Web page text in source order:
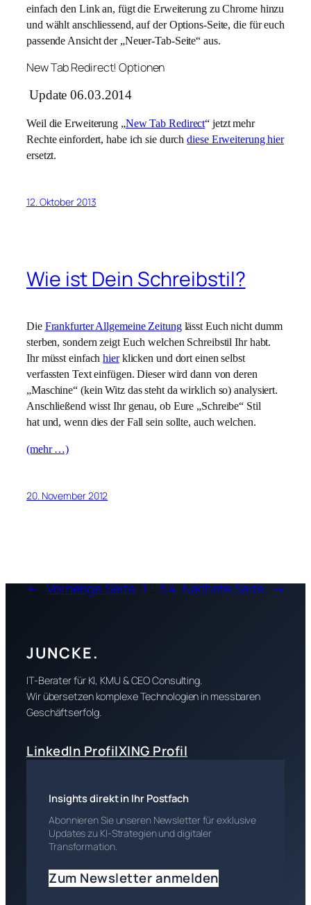
einfach den Link an, fügt die Erweiterung zu Chrome hinzu
und wählt anschliessend, auf der Options-Seite, die für euch
passende Ansicht der „Neuer-Tab-Seite“ aus.
New Tab Redirect! Optionen
Update 06.03.2014
Weil die Erweiterung „New Tab Redirect“ jetzt mehr
Rechte einfordert, habe ich sie durchdiese Erweiterung hier
ersetzt.
12. Oktober 2013
Wie ist Dein Schreibstil?
Die Frankfurter Allgemeine Zeitunglässt Euch nicht dumm
sterben, sondern zeigt Euch welchen Schreibstil Ihr habt.
Ihr müsst einfachhierklicken und dort einen selbst
verfassten Text einfügen. Dieser wird dann von deren
„Maschine“ (kein Witz das steht da wirklich so) analysiert.
Anschließend wisst Ihr genau, ob Eure „Schreibe“ Stil
hat und, wenn dies der Fall sein sollte, auch welchen.
(mehr …)
20. November 2012
← Vorherige Seite 1234 Nächste Seite →
JUNCKE.
IT-Berater für KI, KMU & CEO Consulting.
Wir übersetzen komplexe Technologien in messbaren
Geschäftserfolg.
LinkedIn ProfilXING Profil
Insights direkt in Ihr Postfach
Abonnieren Sie unseren Newsletter für exklusive
Updates zu KI-Strategien und digitaler
Transformation.
Zum Newsletter anmelden